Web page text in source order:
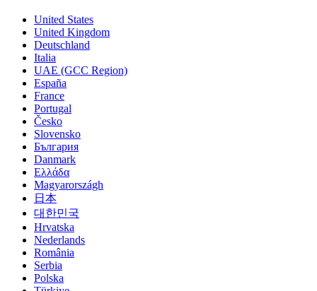
United States
United Kingdom
Deutschland
Italia
UAE (GCC Region)
España
France
Portugal
Česko
Slovensko
България
Danmark
Ελλάδα
Magyarországh
日本
대한민국
Hrvatska
Nederlands
România
Serbia
Polska